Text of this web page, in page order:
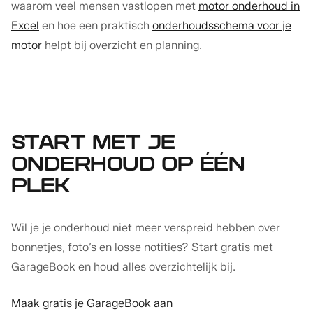
waarom veel mensen vastlopen met motor onderhoud in
Excel en hoe een praktisch onderhoudsschema voor je
motor helpt bij overzicht en planning.
START MET JE
ONDERHOUD OP ÉÉN
PLEK
Wil je je onderhoud niet meer verspreid hebben over
bonnetjes, foto’s en losse notities? Start gratis met
GarageBook en houd alles overzichtelijk bij.
Maak gratis je GarageBook aan